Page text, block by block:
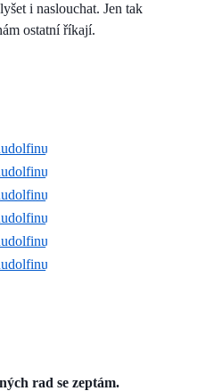
i naslouchat. Jen tak
ostatní říkají.
rad se zeptám.